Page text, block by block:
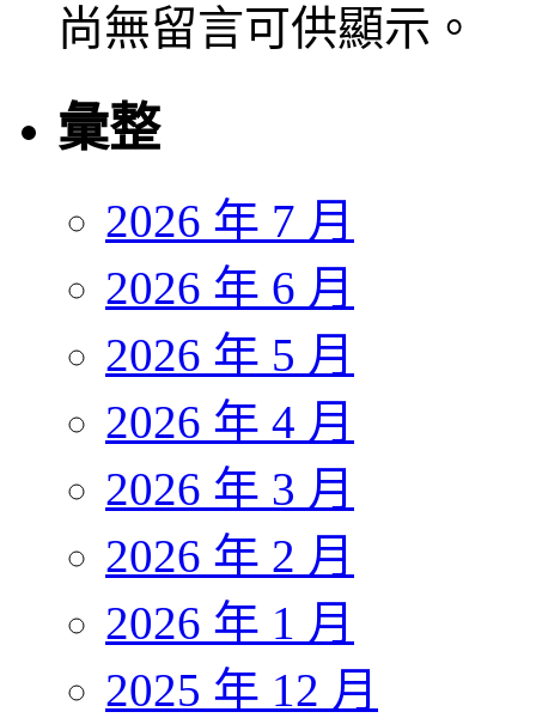
尚無留言可供顯示。
彙整
2026 年 7 月
2026 年 6 月
2026 年 5 月
2026 年 4 月
2026 年 3 月
2026 年 2 月
2026 年 1 月
2025 年 12 月